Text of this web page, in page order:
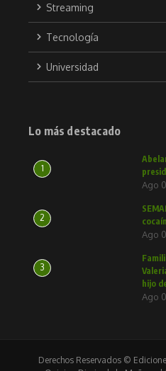
Streaming
Tecnología
Universidad
Lo más destacado
1
Ago
2
Ago
3
hijo
Ago
Derechos Reservados ©